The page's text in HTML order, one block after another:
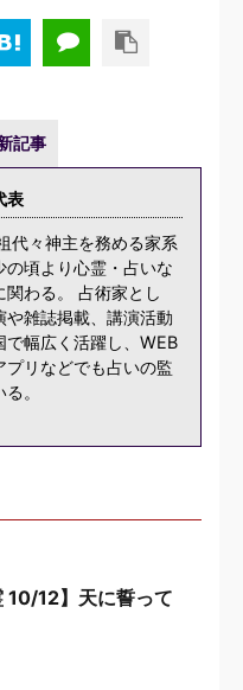
記事
表
代々神主を務める家系
の頃より心霊・占いな
関わる。 占術家とし
や雑誌掲載、講演活動
で幅広く活躍し、WEB
プリなどでも占いの監
。
10/12】天に誓って